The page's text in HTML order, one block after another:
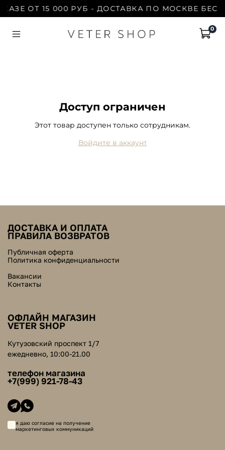
ОТ 15 000 РУБ - ДОСТАВКА ПО МОСКВЕ
0
Доступ ограничен
Этот товар доступен только сотрудникам.
Войдите в аккаунт
ДОСТАВКА И ОПЛАТА
ПРАВИЛА ВОЗВРАТОВ
Публичная оферта
Политика конфиденциальности
Вакансии
Контакты
ОФЛАЙН МАГАЗИН
VETER SHOP
Кутузовский проспект 1/7
ежедневно, 10:00-21.00
телефон магазина
+7(999) 921-78-43
я даю согласие на получение
маркетинговых коммуникаций